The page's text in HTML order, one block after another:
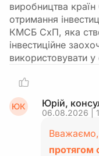
виробництва
отримання
КМСБ СхП, яка
інвестиційне
використовувати у
ЮК Юрій,
06.08.2026 |
протягом